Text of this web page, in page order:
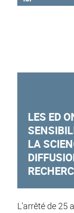
LES ED
LA
L'arrêté de 25